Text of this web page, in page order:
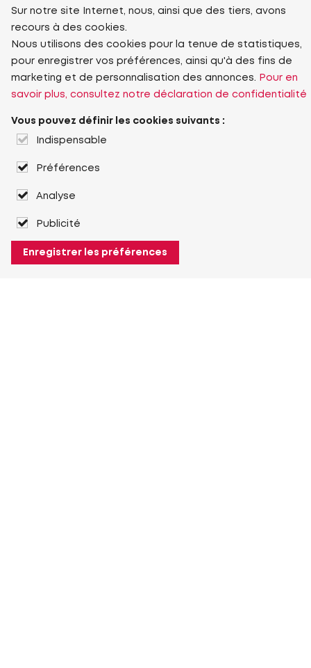
Sur notre site Internet, nous, ainsi que des tiers, avons
recours à des cookies.
Nous utilisons des cookies pour la tenue de statistiques,
pour enregistrer vos préférences, ainsi qu'à des fins de
marketing et de personnalisation des annonces.
Pour en
savoir plus, consultez notre déclaration de confidentialité
Vous pouvez définir les cookies suivants :
Indispensable
Préférences
Analyse
Publicité
Enregistrer les préférences